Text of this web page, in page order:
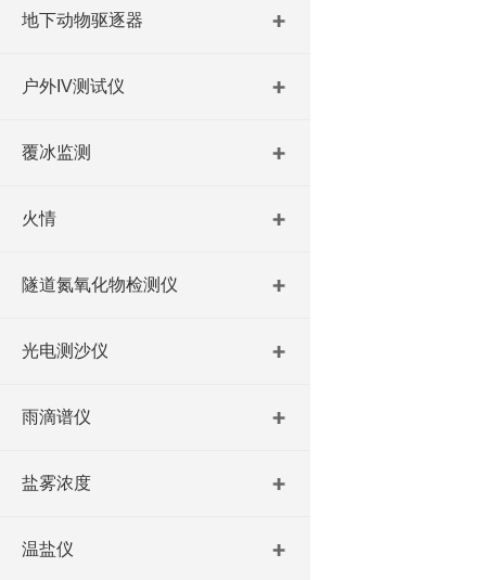
地下动物驱逐器
户外IV测试仪
覆冰监测
火情
隧道氮氧化物检测仪
光电测沙仪
雨滴谱仪
盐雾浓度
温盐仪